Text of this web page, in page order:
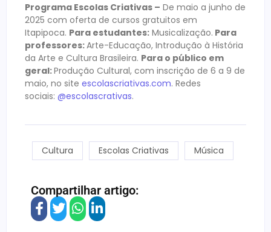
Programa Escolas Criativas – De maio a junho de
2025 com oferta de cursos gratuitos em
Itapipoca. Para estudantes: Musicalização. Para
professores:Arte-Educação, Introdução à História
da Arte e Cultura Brasileira. Para o público em
geral:Produção Cultural, com inscrição de 6 a 9 de
maio, no site escolascriativas.com. Redes
sociais: @escolascrativas.
Cultura Escolas Criativas Música
Compartilhar artigo: